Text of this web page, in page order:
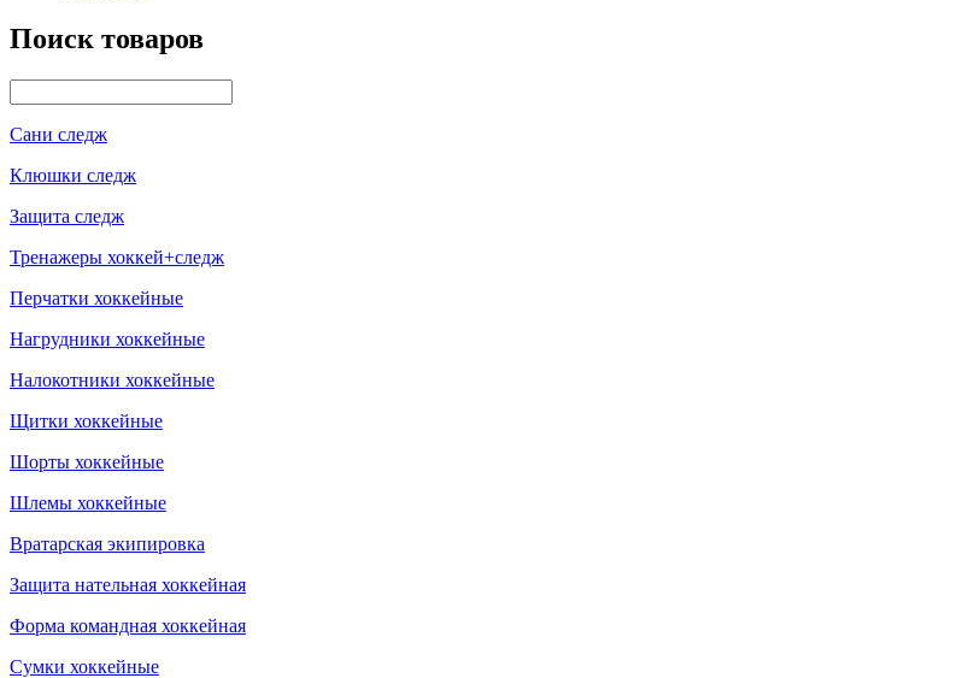
Поиск товаров
Сани следж
Клюшки следж
Защита следж
Тренажеры хоккей+следж
Перчатки хоккейные
Нагрудники хоккейные
Налокотники хоккейные
Щитки хоккейные
Шорты хоккейные
Шлемы хоккейные
Вратарская экипировка
Защита нательная хоккейная
Форма командная хоккейная
Сумки хоккейные